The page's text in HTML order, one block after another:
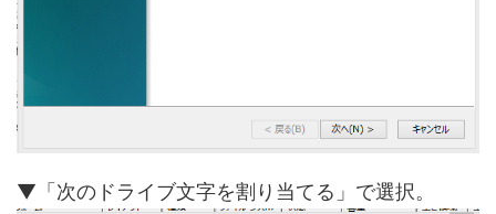
▼「次のドライブ文字を割り当てる」で選択。